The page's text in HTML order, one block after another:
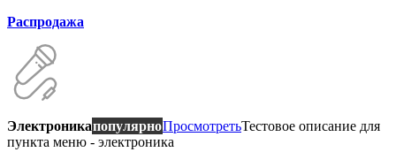
Распродажа
ЭлектроникапопулярноПросмотретьТестовое описание для
пункта меню - электроника